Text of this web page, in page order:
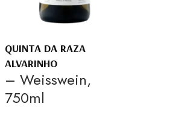
QUINTA DA RAZA
ALVARINHO
– Weisswein,
750ml